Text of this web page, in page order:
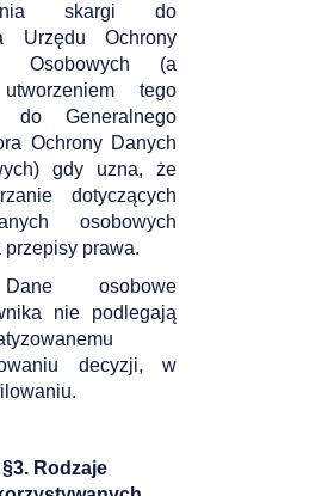
skargi do
Urzędu Ochrony
Osobowych (a
tego
do Generalnego
Ochrony Danych
gdy uzna, że
dotyczących
osobowych
przepisy prawa.
osobowe
nie podlegają
decyzji, w
§3. Rodzaje